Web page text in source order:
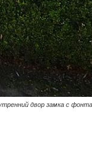
двор замка с